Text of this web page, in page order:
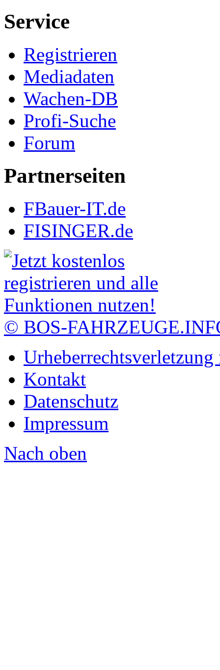
Service
Registrieren
Mediadaten
Wachen-DB
Profi-Suche
Forum
Partnerseiten
FBauer-IT.de
FISINGER.de
© BOS-
Urheberrechtsverletzung
Kontakt
Datenschutz
Impressum
Nach oben